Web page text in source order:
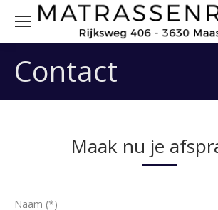
Contact
Maak nu je
Naam (*)